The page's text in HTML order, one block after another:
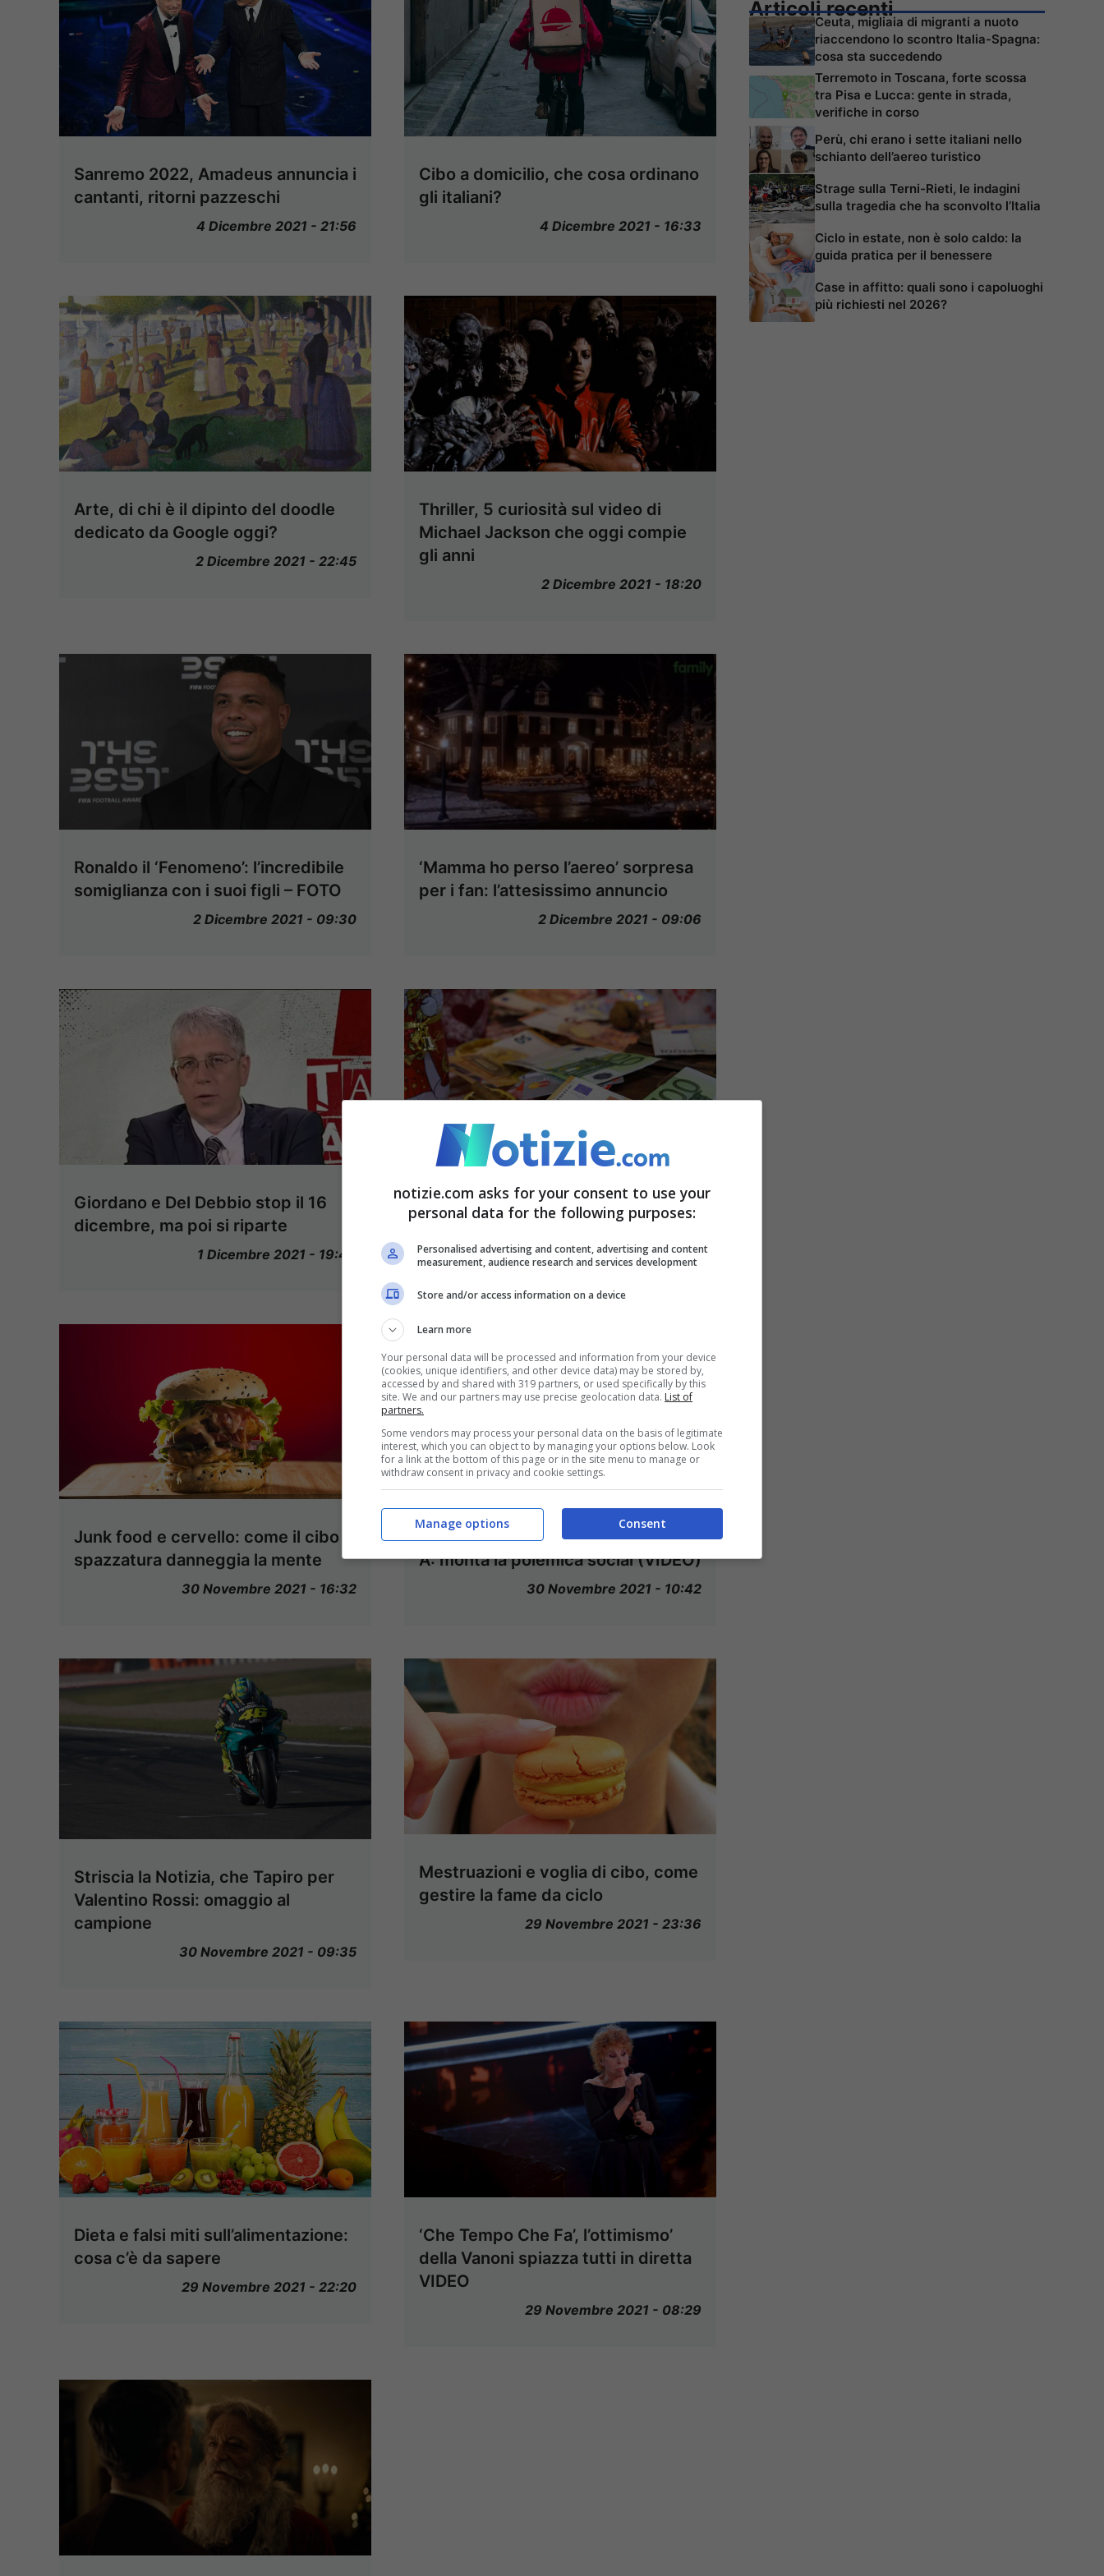
Sanremo 2022, Amadeus annuncia i
cantanti, ritorni pazzeschi
4 Dicembre 2021 - 21:56
Cibo a domicilio, che cosa ordinano
gli italiani?
4 Dicembre 2021 - 16:33
Arte, di chi è il dipinto del doodle
dedicato da Google oggi?
2 Dicembre 2021 - 22:45
Thriller, 5 curiosità sul video di
Michael Jackson che oggi compie
gli anni
2 Dicembre 2021 - 18:20
Ronaldo il ‘Fenomeno’: l’incredibile
somiglianza con i suoi figli – FOTO
2 Dicembre 2021 - 09:30
‘Mamma ho perso l’aereo’ sorpresa
per i fan: l’attesissimo annuncio
2 Dicembre 2021 - 09:06
Giordano e Del Debbio stop il 16
dicembre, ma poi si riparte
1 Dicembre 2021 - 19:40
Natale 2021, in aumento i prezzi di
30 Novembre 2021 - 18:55
Junk food e cervello: come il cibo
spazzatura danneggia la mente
30 Novembre 2021 - 16:32
Giornalaio attacca un club di serie
A: monta la polemica social (VIDEO)
30 Novembre 2021 - 10:42
Striscia la Notizia, che Tapiro per
Valentino Rossi: omaggio al
campione
30 Novembre 2021 - 09:35
Mestruazioni e voglia di cibo, come
gestire la fame da ciclo
29 Novembre 2021 - 23:36
Dieta e falsi miti sull’alimentazione:
cosa c’è da sapere
29 Novembre 2021 - 22:20
‘Che Tempo Che Fa’, l’ottimismo’
della Vanoni spiazza tutti in diretta
VIDEO
29 Novembre 2021 - 08:29
Articoli recenti
Ceuta, migliaia di migranti a nuoto
riaccendono lo scontro Italia-Spagna:
cosa sta succedendo
Terremoto in Toscana, forte scossa
tra Pisa e Lucca: gente in strada,
verifiche in corso
Perù, chi erano i sette italiani nello
schianto dell’aereo turistico
Strage sulla Terni-Rieti, le indagini
sulla tragedia che ha sconvolto l’Italia
Ciclo in estate, non è solo caldo: la
guida pratica per il benessere
Case in affitto: quali sono i capoluoghi
più richiesti nel 2026?
notizie.com asks for your consent to use your
personal data for the following purposes:
Personalised advertising and content, advertising and content
measurement, audience research and services development
Store and/or access information on a device
Learn more
Your personal data will be processed and information from your device
(cookies, unique identifiers, and other device data) may be stored by,
accessed by and shared with 319 partners, or used specifically by this
site. We and our partners may use precise geolocation data. List of
partners.
Some vendors may process your personal data on the basis of legitimate
interest, which you can object to by managing your options below. Look
for a link at the bottom of this page or in the site menu to manage or
withdraw consent in privacy and cookie settings.
Consent
Manage options